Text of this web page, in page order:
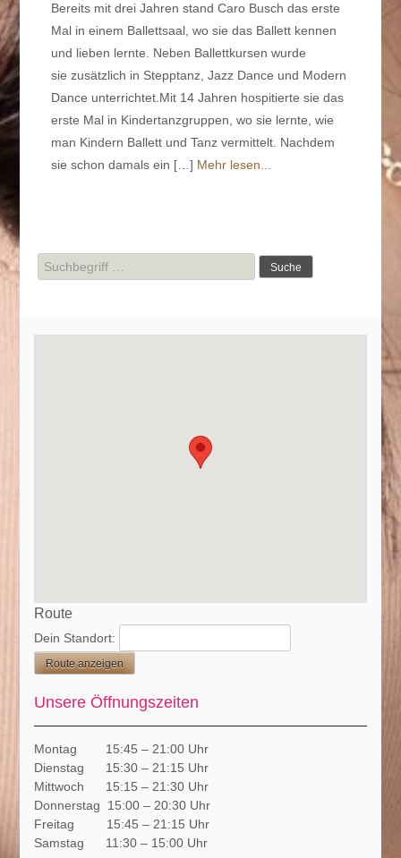
Bereits mit drei Jahren stand Caro Busch das erste
Mal in einem Ballettsaal, wo sie das Ballett kennen
und lieben lernte. Neben Ballettkursen wurde
sie zusätzlich in Stepptanz, Jazz Dance und Modern
Dance unterrichtet.Mit 14 Jahren hospitierte sie das
erste Mal in Kindertanzgruppen, wo sie lernte, wie
man Kindern Ballett und Tanz vermittelt. Nachdem
sie schon damals ein […] Mehr lesen...
Suche
nach:
Route
Dein Standort:
Unsere Öffnungszeiten
Montag 15:45 – 21:00 Uhr
Dienstag 15:30 – 21:15 Uhr
Mittwoch 15:15 – 21:30 Uhr
Donnerstag 15:00 – 20:30 Uhr
Freitag 15:45 – 21:15 Uhr
Samstag 11:30 – 15:00 Uhr